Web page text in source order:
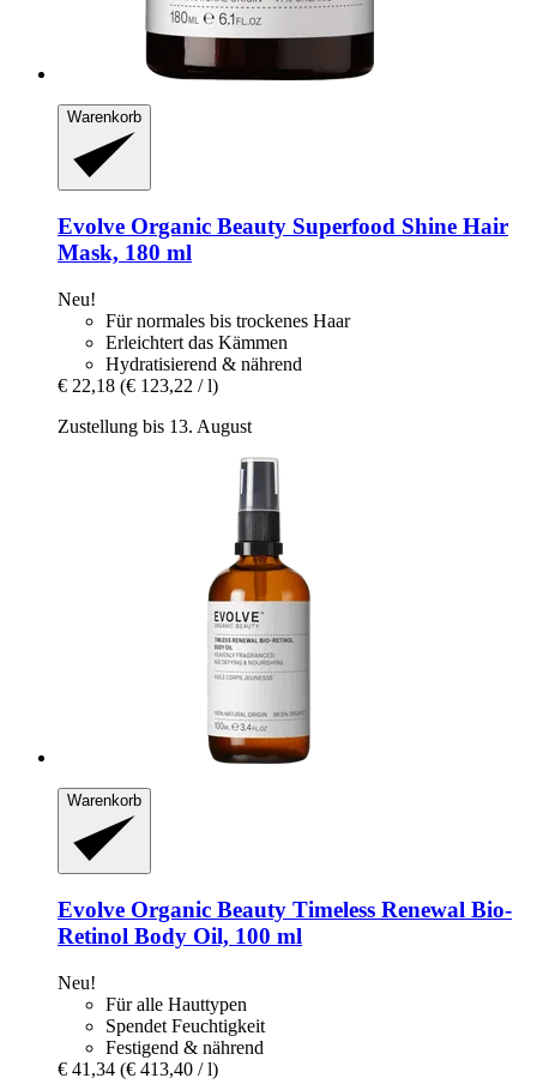
Warenkorb
Evolve Organic Beauty Superfood Shine Hair
Mask, 180 ml
Neu!
Für normales bis trockenes Haar
Erleichtert das Kämmen
Hydratisierend & nährend
€ 22,18 (€ 123,22 / l)
Zustellung bis 13. August
Warenkorb
Evolve Organic Beauty Timeless Renewal Bio-​
Retinol Body Oil, 100 ml
Neu!
Für alle Hauttypen
Spendet Feuchtigkeit
Festigend & nährend
€ 41,34 (€ 413,40 / l)